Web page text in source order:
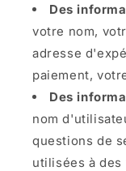
Des
votre nom,
adresse
paiement,
Des
nom
questions de
utilisées à